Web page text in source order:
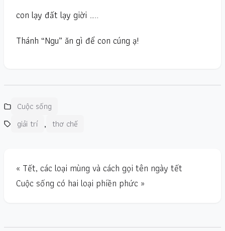
con lạy đất lạy giời …..
Thánh “Ngu” ăn gì để con cúng ạ!
Cuộc sống
giải trí , thơ chế
« Tết, các loại mùng và cách gọi tên ngày tết
Cuộc sống có hai loại phiền phức »